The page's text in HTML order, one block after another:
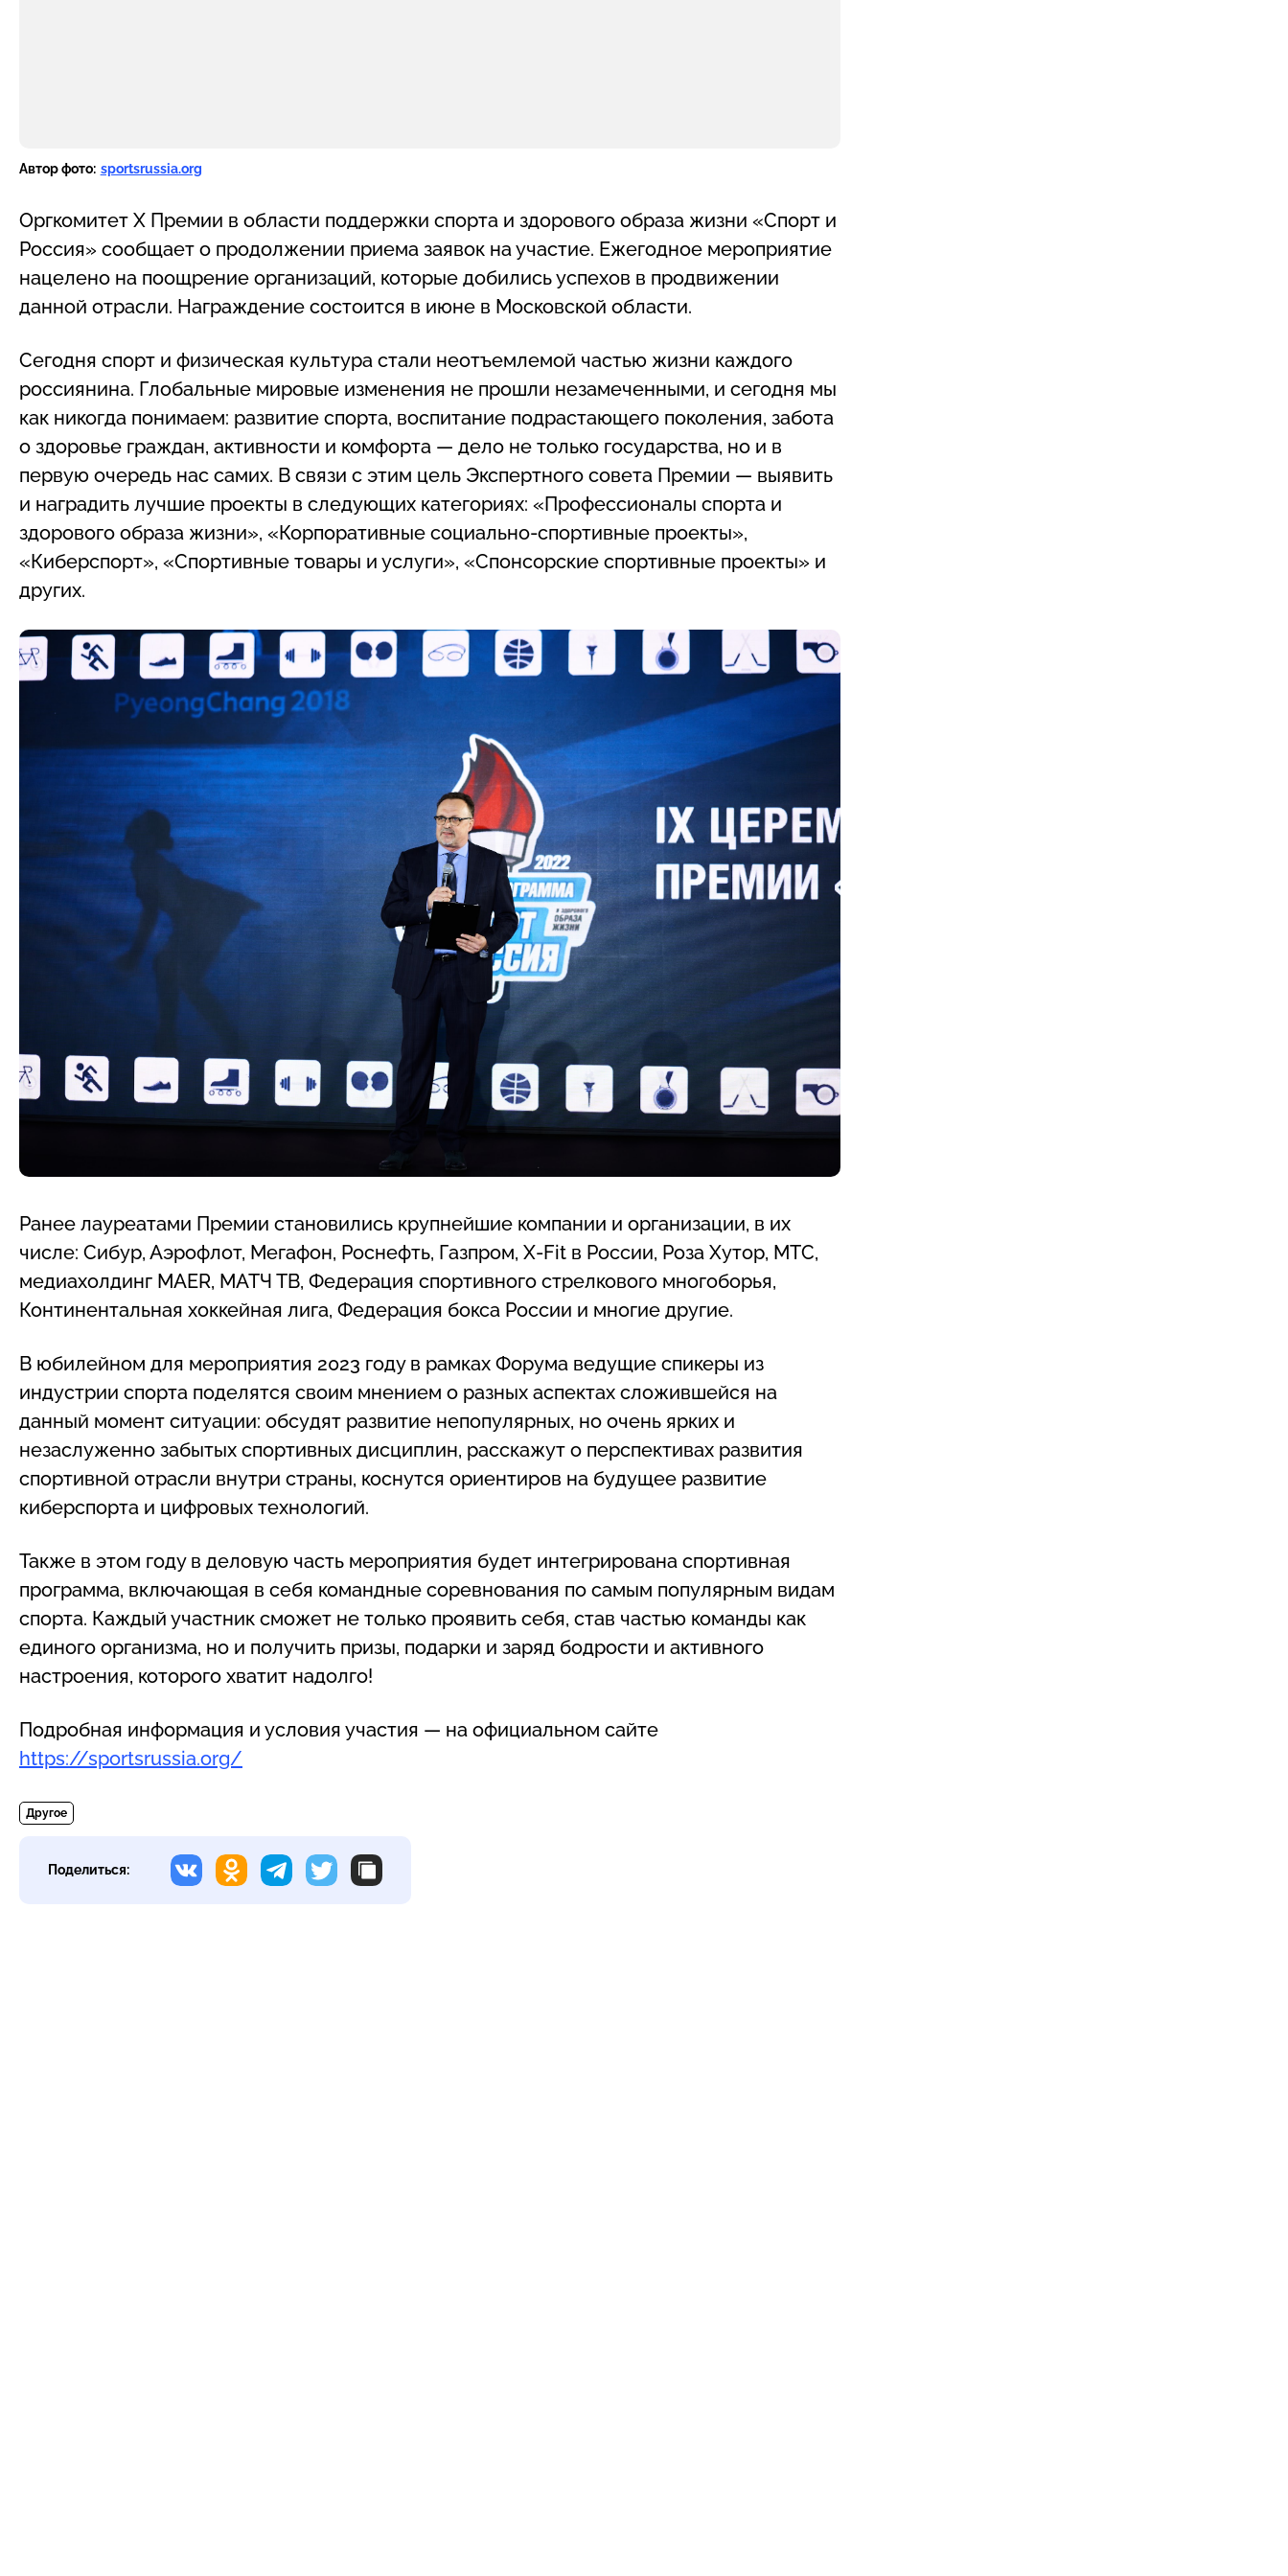
Автор фото: sportsrussia.org
Оргкомитет X Премии в области поддержки спорта и здорового образа жизни «Спорт и
Россия» сообщает о продолжении приема заявок на участие. Ежегодное мероприятие
нацелено на поощрение организаций, которые добились успехов в продвижении
данной отрасли. Награждение состоится в июне в Московской области.
Сегодня спорт и физическая культура стали неотъемлемой частью жизни каждого
россиянина. Глобальные мировые изменения не прошли незамеченными, и сегодня мы
как никогда понимаем: развитие спорта, воспитание подрастающего поколения, забота
о здоровье граждан, активности и комфорта — дело не только государства, но и в
первую очередь нас самих. В связи с этим цель Экспертного совета Премии — выявить
и наградить лучшие проекты в следующих категориях: «Профессионалы спорта и
здорового образа жизни», «Корпоративные социально-спортивные проекты»,
«Киберспорт», «Спортивные товары и услуги», «Спонсорские спортивные проекты» и
других.
Ранее лауреатами Премии становились крупнейшие компании и организации, в их
числе: Сибур, Аэрофлот, Мегафон, Роснефть, Газпром, X-Fit в России, Роза Хутор, МТС,
медиахолдинг MAER, МАТЧ ТВ, Федерация спортивного стрелкового многоборья,
Континентальная хоккейная лига, Федерация бокса России и многие другие.
В юбилейном для мероприятия 2023 году в рамках Форума ведущие спикеры из
индустрии спорта поделятся своим мнением о разных аспектах сложившейся на
данный момент ситуации: обсудят развитие непопулярных, но очень ярких и
незаслуженно забытых спортивных дисциплин, расскажут о перспективах развития
спортивной отрасли внутри страны, коснутся ориентиров на будущее развитие
киберспорта и цифровых технологий.
Также в этом году в деловую часть мероприятия будет интегрирована спортивная
программа, включающая в себя командные соревнования по самым популярным видам
спорта. Каждый участник сможет не только проявить себя, став частью команды как
единого организма, но и получить призы, подарки и заряд бодрости и активного
настроения, которого хватит надолго!
Подробная информация и условия участия — на официальном сайте
https://sportsrussia.org/
Другое
Поделиться: